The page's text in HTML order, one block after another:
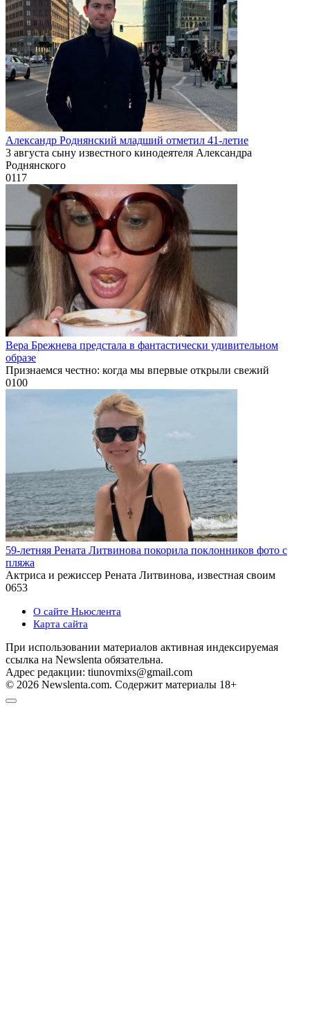
Александр Роднянский младший отметил 41-летие
3 августа сыну известного кинодеятеля Александра
Роднянского
0117
Вера Брежнева предстала в фантастически удивительном
образе
Признаемся честно: когда мы впервые открыли свежий
0100
59-летняя Рената Литвинова покорила поклонников фото с
пляжа
Актриса и режиссер Рената Литвинова, известная своим
0653
О сайте Ньюслента
Карта сайта
При использовании материалов активная индексируемая
ссылка на Newslenta обязательна.
Адрес редакции: tiunovmixs@gmail.com
© 2026 Newslenta.com. Содержит материалы 18+